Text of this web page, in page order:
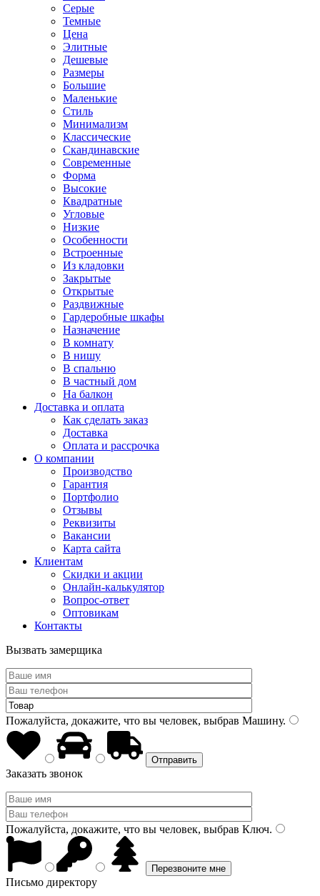
Серые
Темные
Цена
Элитные
Дешевые
Размеры
Большие
Маленькие
Стиль
Минимализм
Классические
Скандинавские
Современные
Форма
Высокие
Квадратные
Угловые
Низкие
Особенности
Встроенные
Из кладовки
Закрытые
Открытые
Раздвижные
Гардеробные шкафы
Назначение
В комнату
В нишу
В спальню
В частный дом
На балкон
Доставка и оплата
Как сделать заказ
Доставка
Оплата и рассрочка
О компании
Производство
Гарантия
Портфолио
Отзывы
Реквизиты
Вакансии
Карта сайта
Клиентам
Скидки и акции
Онлайн-калькулятор
Вопрос-ответ
Оптовикам
Контакты
Вызвать замерщика
Пожалуйста, докажите, что вы человек, выбрав Машину.
Заказать звонок
Пожалуйста, докажите, что вы человек, выбрав Ключ.
Письмо директору